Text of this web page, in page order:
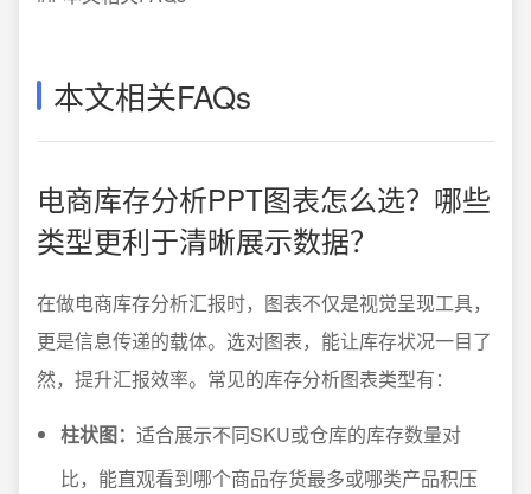
本文相关FAQs
电商库存分析PPT图表怎么选？哪些
类型更利于清晰展示数据？
在做电商库存分析汇报时，图表不仅是视觉呈现工具，
更是信息传递的载体。选对图表，能让库存状况一目了
然，提升汇报效率。常见的库存分析图表类型有：
柱状图： 适合展示不同SKU或仓库的库存数量对
比，能直观看到哪个商品存货最多或哪类产品积压